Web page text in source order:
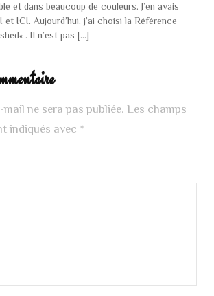
et dans beaucoup de couleurs. J’en avais
et ICI. Aujourd’hui, j’ai choisi la Référence
. Il n’est pas […]
ne sera pas publiée. Les champs
indiqués avec *